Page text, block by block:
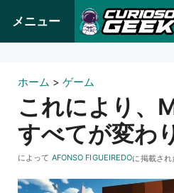
ン
メニュー
ホーム > ゲーム
これにより、
すべてが変わ
に掲載され
によって AFONSO FIGUEIREDO